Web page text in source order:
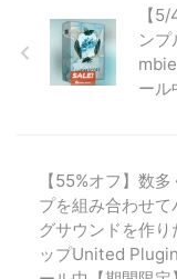
【
ン
ール
【55%オフ】数
プを組み合わせ
グサウンドを作
ップUnited